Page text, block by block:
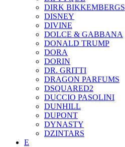
DIRK BIKKEMBERGS
DISNEY
DIVINE
DOLCE & GABBANA
DONALD TRUMP
DORA
DORIN
DR. GRITTI
DRAGON PARFUMS
DSQUARED2
DUCCIO PASOLINI
DUNHILL
DUPONT
DYNASTY
DZINTARS
E